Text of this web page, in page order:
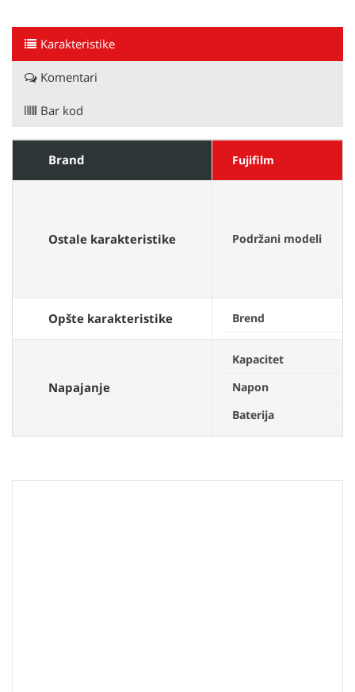
Karakteristike
Komentari
Bar kod
Brand Fujifilm
Ostale karakteristike Podržani modeli
Opšte karakteristike Brend
Napajanje
Kapacitet
Napon
Baterija